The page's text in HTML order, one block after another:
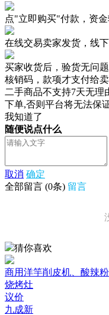
点"立即购买"付款，资
在线交易卖家发货，线
买家收货后，验货无问
核销码，款项才支付给
二手商品不支持7天无
下单,否则平台将无法保
我知道了
随便说点什么
取消 确定
全部留言 (0条) 留言
猜你喜欢
商用洋竽削皮机、酸辣
烧烤灶
议价
九成新